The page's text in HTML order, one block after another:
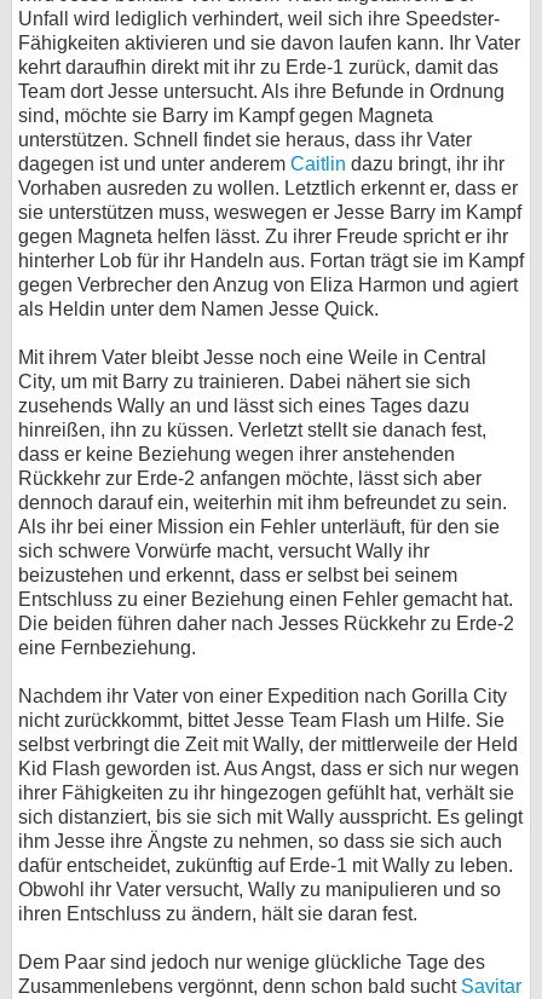
Unfall wird lediglich verhindert, weil sich ihre Speedster-
Fähigkeiten aktivieren und sie davon laufen kann. Ihr Vater
kehrt daraufhin direkt mit ihr zu Erde-1 zurück, damit das
Team dort Jesse untersucht. Als ihre Befunde in Ordnung
sind, möchte sie Barry im Kampf gegen Magneta
unterstützen. Schnell findet sie heraus, dass ihr Vater
dagegen ist und unter anderem Caitlin dazu bringt, ihr ihr
Vorhaben ausreden zu wollen. Letztlich erkennt er, dass er
sie unterstützen muss, weswegen er Jesse Barry im Kampf
gegen Magneta helfen lässt. Zu ihrer Freude spricht er ihr
hinterher Lob für ihr Handeln aus. Fortan trägt sie im Kampf
gegen Verbrecher den Anzug von Eliza Harmon und agiert
als Heldin unter dem Namen Jesse Quick.
Mit ihrem Vater bleibt Jesse noch eine Weile in Central
City, um mit Barry zu trainieren. Dabei nähert sie sich
zusehends Wally an und lässt sich eines Tages dazu
hinreißen, ihn zu küssen. Verletzt stellt sie danach fest,
dass er keine Beziehung wegen ihrer anstehenden
Rückkehr zur Erde-2 anfangen möchte, lässt sich aber
dennoch darauf ein, weiterhin mit ihm befreundet zu sein.
Als ihr bei einer Mission ein Fehler unterläuft, für den sie
sich schwere Vorwürfe macht, versucht Wally ihr
beizustehen und erkennt, dass er selbst bei seinem
Entschluss zu einer Beziehung einen Fehler gemacht hat.
Die beiden führen daher nach Jesses Rückkehr zu Erde-2
eine Fernbeziehung.
Nachdem ihr Vater von einer Expedition nach Gorilla City
nicht zurückkommt, bittet Jesse Team Flash um Hilfe. Sie
selbst verbringt die Zeit mit Wally, der mittlerweile der Held
Kid Flash geworden ist. Aus Angst, dass er sich nur wegen
ihrer Fähigkeiten zu ihr hingezogen gefühlt hat, verhält sie
sich distanziert, bis sie sich mit Wally ausspricht. Es gelingt
ihm Jesse ihre Ängste zu nehmen, so dass sie sich auch
dafür entscheidet, zukünftig auf Erde-1 mit Wally zu leben.
Obwohl ihr Vater versucht, Wally zu manipulieren und so
ihren Entschluss zu ändern, hält sie daran fest.
Dem Paar sind jedoch nur wenige glückliche Tage des
Zusammenlebens vergönnt, denn schon bald sucht Savitar